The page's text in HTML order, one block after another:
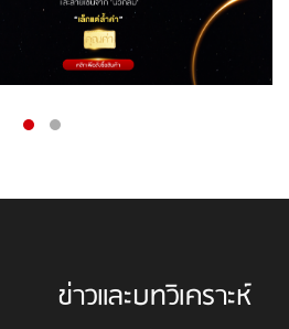
ข่าวและบทวิเคราะห์